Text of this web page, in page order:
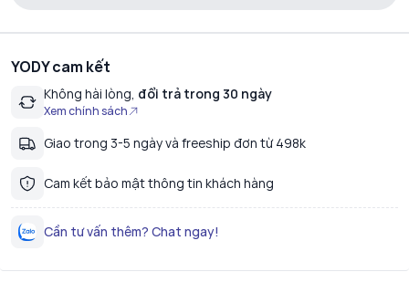
YODY cam kết
Không hài lòng, đổi trả trong 30 ngày
Xem chính sách
Giao trong 3-5 ngày và freeship đơn từ 498k
Cam kết bảo mật thông tin khách hàng
Cần tư vấn thêm? Chat ngay!